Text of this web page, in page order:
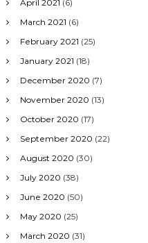
April 2021 (6)
March 2021 (6)
February 2021 (25)
January 2021 (18)
December 2020 (7)
November 2020 (13)
October 2020 (17)
September 2020 (22)
August 2020 (30)
July 2020 (38)
June 2020 (50)
May 2020 (25)
March 2020 (31)